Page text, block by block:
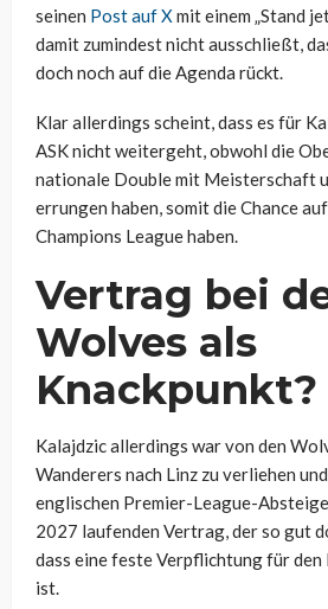
seinen Post auf Xmit einem „Stand
damit zumindest nicht ausschließt,
doch noch auf die Agenda rückt.
Klar allerdings scheint, dass es für
ASK nicht weitergeht, obwohl die
nationale Double mit Meisterschaft
errungen haben, somit die Chance
Champions League haben.
Vertrag bei
Wolves als
Knackpunkt?
Kalajdzic allerdings war von den
Wanderers nach Linz zu verliehen
englischen Premier-League-
2027 laufenden Vertrag, der so gut
dass eine feste Verpflichtung für den
ist.